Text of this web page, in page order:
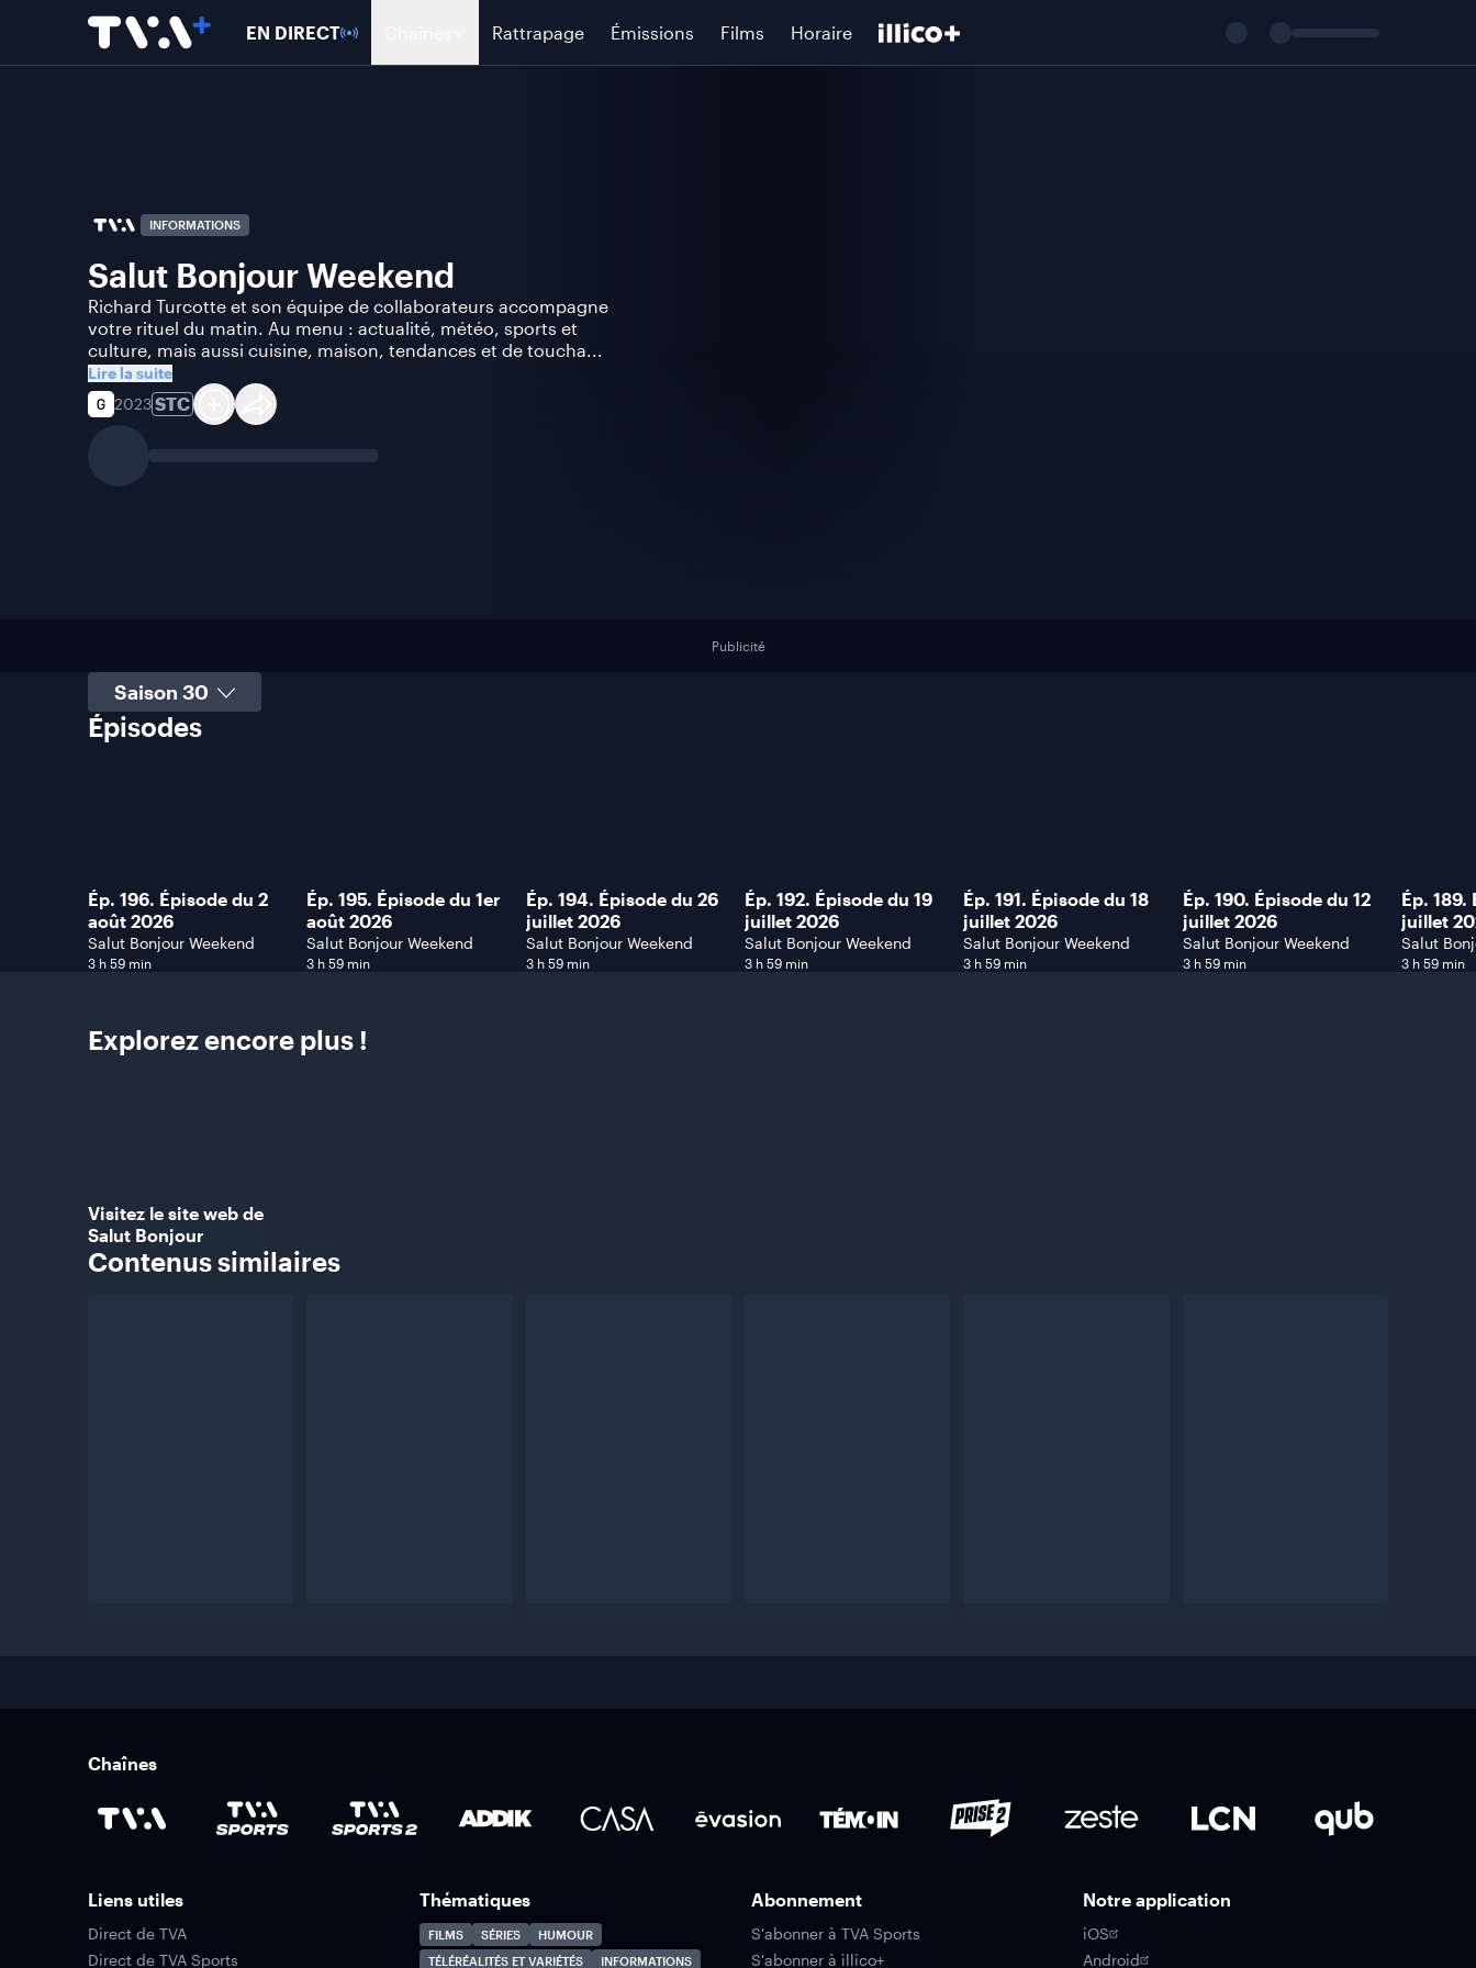
EN DIRECT Rattrapage Émissions Films Horaire
INFORMATIONS
Salut Bonjour Weekend
Richard Turcotte et son équipe de collaborateurs accompagne
votre rituel du matin. Au menu : actualité, météo, sports et
culture, mais aussi cuisine, maison, tendances et de toucha...
Lire la suite
2023STC
Publicité
Sélectionner une saison
Épisodes
Ép. 196. Épisode du 2
août 2026
Salut Bonjour Weekend
3 h 59 min
Ép. 195. Épisode du 1er
août 2026
Salut Bonjour Weekend
3 h 59 min
Ép. 194. Épisode du 26
juillet 2026
Salut Bonjour Weekend
3 h 59 min
Ép. 192. Épisode du 19
juillet 2026
Salut Bonjour Weekend
3 h 59 min
Ép. 191. Épisode du 18
juillet 2026
Salut Bonjour Weekend
3 h 59 min
Ép. 190. Épisode du 12
juillet 2026
Salut Bonjour Weekend
3 h 59 min
Ép. 189.
juillet
Salut
3 h 59 min
Explorez encore plus !
Visitez le site web de
Salut Bonjour
Contenussimilaires
Chaînes
Liens utiles
Direct de TVA
Direct de TVA Sports
Thématiques
FILMS SÉRIES
HUMOUR
TÉLÉRÉALITÉS ET VARIÉTÉS
INFORMATIONS
Abonnement
S'abonner à TVA Sports
S'abonner à illico+
Notre application
iOS
Android